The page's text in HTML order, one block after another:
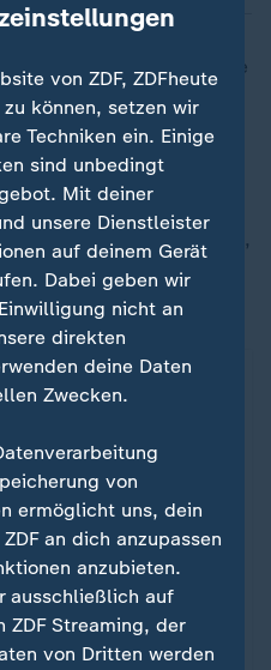
von Hormus, durch die
des globalen
sind die
wie Benzin
26,2 Prozent, während
mehr kostete als im April
sich Strom (-4,5 Prozent),
(-3,0 Prozent)
von ZDF, ZDFheute
können, setzen wir
Techniken ein. Einige
sind unbedingt
Mit deiner
unsere Dienstleister
auf deinem Gerät
Dabei geben wir
nicht an
direkten
deine Daten
Zwecken.
von
ermöglicht uns, dein
an dich anzupassen
anzubieten.
ausschließlich auf
ZDF Streaming, der
von Dritten werden